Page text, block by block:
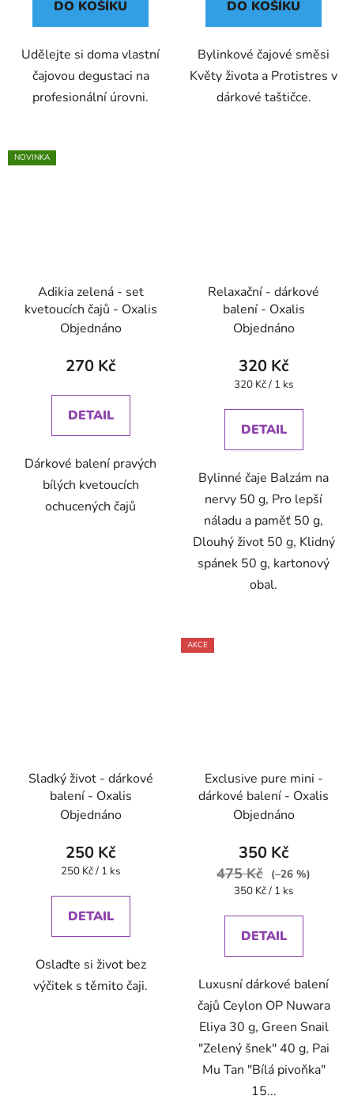
DO KOŠÍKU
Udělejte si doma vlastní
čajovou degustaci na
profesionální úrovni.
DO KOŠÍKU
Bylinkové čajové směsi
Květy života a Protistres v
dárkové taštičce.
NOVINKA
Adikia zelená - set
kvetoucích čajů - Oxalis
Objednáno
270 Kč
DETAIL
Dárkové balení pravých
bílých kvetoucích
ochucených čajů
Relaxační - dárkové
balení - Oxalis
Objednáno
320 Kč
Měrná
320 Kč / 1 ks
DETAIL
Bylinné čaje Balzám na
nervy 50 g, Pro lepší
náladu a paměť 50 g,
Dlouhý život 50 g, Klidný
spánek 50 g, kartonový
obal.
Sladký život - dárkové
balení - Oxalis
Objednáno
250 Kč
Měrná
250 Kč / 1 ks
DETAIL
Oslaďte si život bez
výčitek s těmito čaji.
AKCE
Exclusive pure mini -
dárkové balení - Oxalis
Objednáno
350 Kč
475 Kč
(–26 %)
Měrná
350 Kč / 1 ks
DETAIL
Luxusní dárkové balení
čajů Ceylon OP Nuwara
Eliya 30 g, Green Snail
"Zelený šnek" 40 g, Pai
Mu Tan "Bílá pivoňka"
15...